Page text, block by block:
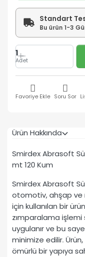
Standart
Bu ürün 1-3
1
Adet
Favoriye Ekle Soru Sor
Ürün Hakkında
Smirdex Abrasoft
mt 120 Kum
Smirdex Abrasoft
otomotiv, ahşap ve
için kullanılan bir
zımparalama işlemi
uygulanır ve bu
minimize edilir.
ömürlü bir yapıya